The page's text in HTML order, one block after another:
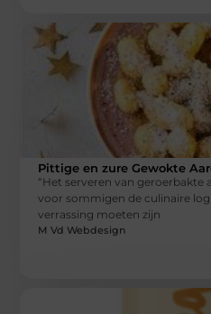
Pittige en zure Gewokte
“Het serveren van
voor sommigen de culinaire
verrassing moeten zijn
M Vd Webdesign